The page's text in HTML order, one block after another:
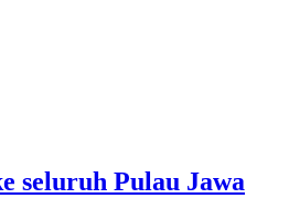
seluruh Pulau Jawa